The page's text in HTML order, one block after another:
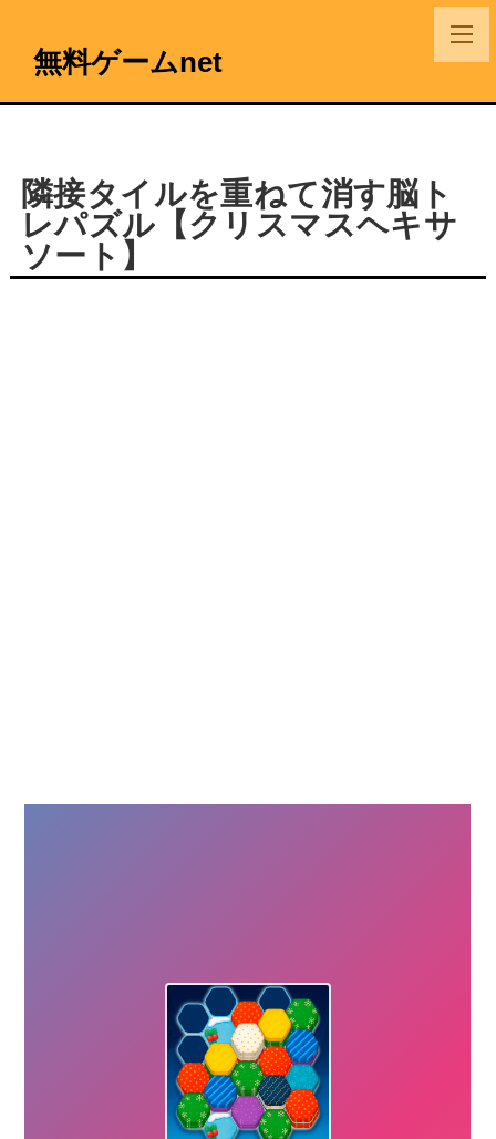
無料ゲームnet
隣接タイルを重ねて消す脳ト
レパズル【クリスマスヘキサ
ソート】